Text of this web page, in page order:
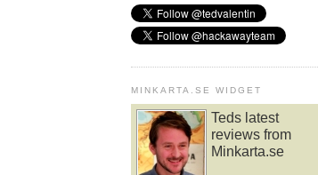
MINKARTA.SE WIDGET
Teds latest
reviews from
Minkarta.se